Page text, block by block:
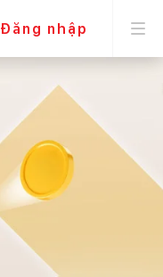
Đăng nhập